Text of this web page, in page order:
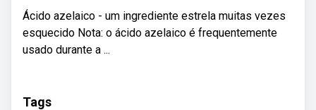
Ácido azelaico - um ingrediente estrela muitas vezes
esquecido Nota: o ácido azelaico é frequentemente
usado durante a ...
Tags